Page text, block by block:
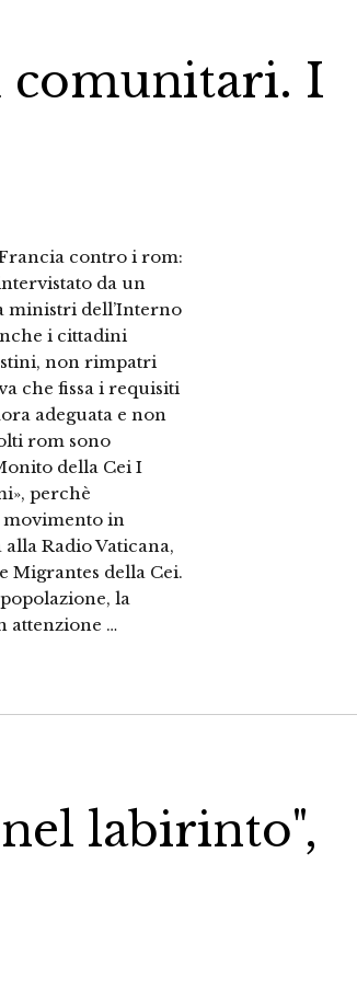
comunitari. I
contro i rom:
da un
ministri dell’Interno
i cittadini
non rimpatri
che fissa i requisiti
adeguata e non
rom sono
della Cei I
perchè
movimento in
Radio Vaticana,
Migrantes della Cei.
la
attenzione …
labirinto",